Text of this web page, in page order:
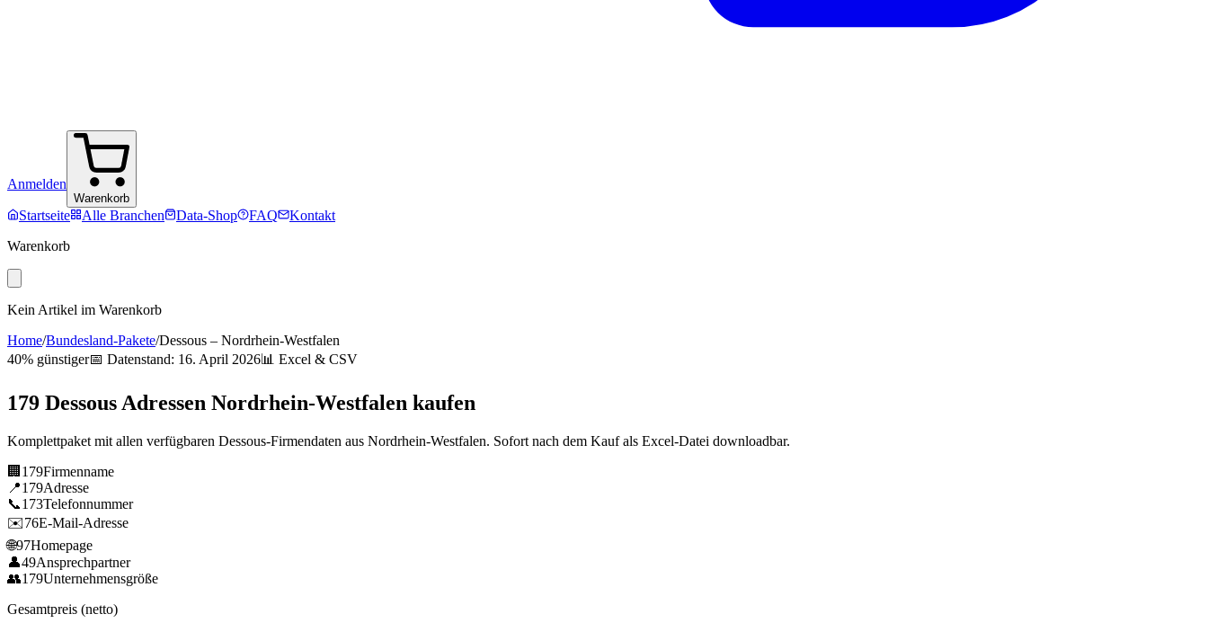
Anmelden
Warenkorb
Startseite Alle Branchen Data-Shop FAQ
Kontakt
Warenkorb
Kein Artikel im Warenkorb
Home/Bundesland-Pakete/Dessous – Nordrhein-Westfalen
40% günstiger📅 Datenstand: 16. April 2026📊 Excel & CSV
179 Dessous Adressen Nordrhein-Westfalen kaufen
Komplettpaket mit allen verfügbaren Dessous-Firmendaten aus Nordrhein-Westfalen. Sofort nach dem Kauf als Excel-Datei downloadbar.
🏢 179Firmenname
📍179Adresse
📞173Telefonnummer
✉️76E-Mail-Adresse
🌐97Homepage
👤49Ansprechpartner
👥179Unternehmensgröße
Gesamtpreis (netto)